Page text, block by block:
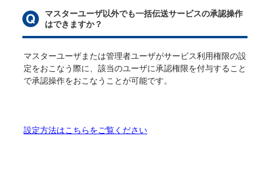
マスターユーザ以外でも一括伝送サービスの承認操作
はできますか？
マスターユーザまたは管理者ユーザがサービス利用権限の設
定をおこなう際に、該当のユーザに承認権限を付与すること
で承認操作をおこなうことが可能です。
設定方法はこちらをご覧ください